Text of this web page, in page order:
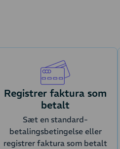
Registrer faktura som
betalt
Sæt en standard-
betalingsbetingelse eller
registrer faktura som betalt